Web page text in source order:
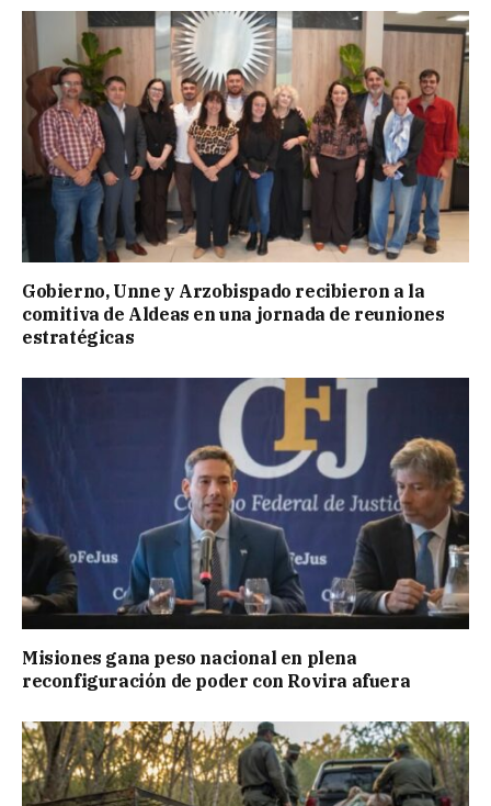
Gobierno, Unne y Arzobispado recibieron a la
comitiva de Aldeas en una jornada de reuniones
estratégicas
Misiones gana peso nacional en plena
reconfiguración de poder con Rovira afuera